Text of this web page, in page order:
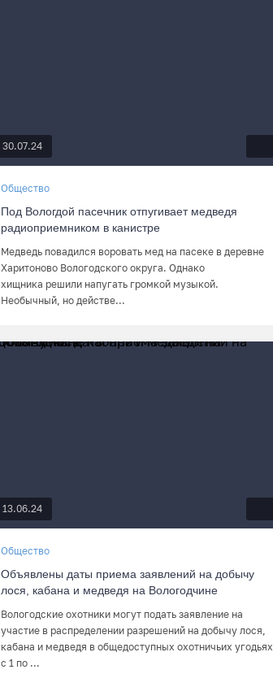
30.07.24
Общество
Под Вологдой пасечник отпугивает медведя
радиоприемником в канистре
Медведь повадился воровать мед на пасеке в деревне
Харитоново Вологодского округа. Однако
хищника решили напугать громкой музыкой.
Необычный, но действе...
13.06.24
Общество
Объявлены даты приема заявлений на добычу
лося, кабана и медведя на Вологодчине
Вологодские охотники могут подать заявление на
участие в распределении разрешений на добычу лося,
кабана и медведя в общедоступных охотничьих угодьях
с 1 по ...